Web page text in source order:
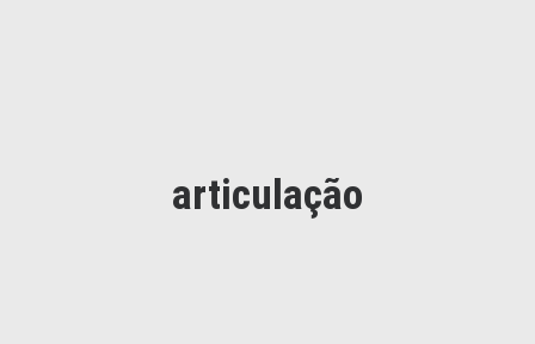
articulação